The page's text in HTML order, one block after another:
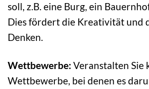
soll, z.B. eine Burg, ein
Dies fördert die Kreativität und
Denken.
Wettbewerbe: Veranstalten Sie
Wettbewerbe, bei denen es